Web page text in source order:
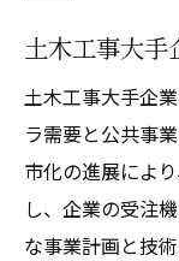
土木工事大手
土木工事大手企
ラ需要と公共事
市化の進展によ
し、企業の受注
な事業計画と技